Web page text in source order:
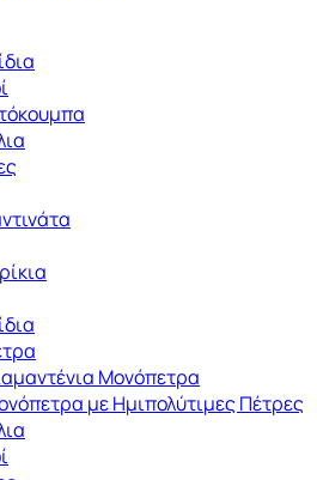
Μονόπετρα
με Ημιπολύτιμες Πέτρες